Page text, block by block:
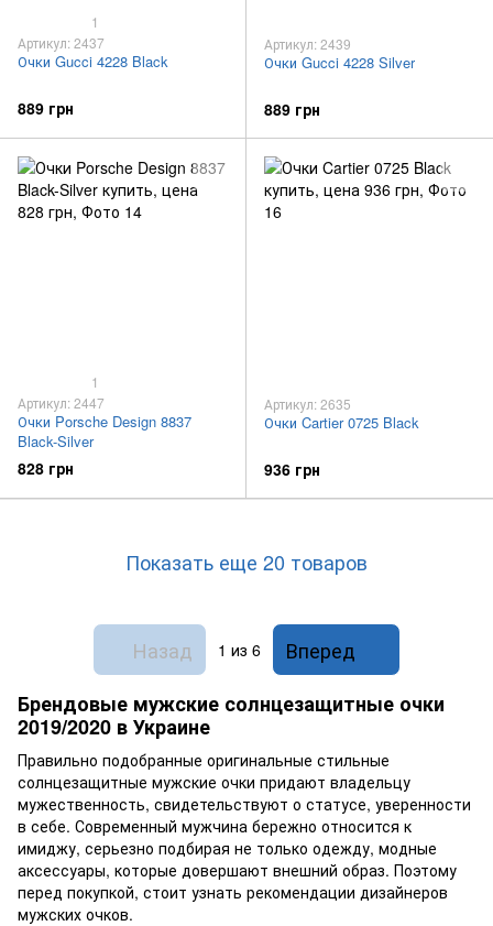
1
Артикул: 2437
Очки Gucci 4228 Black
889 грн
Артикул: 2439
Очки Gucci 4228 Silver
889 грн
1
Артикул: 2447
Очки Porsche Design 8837
Black-Silver
828 грн
Артикул: 2635
Очки Cartier 0725 Black
936 грн
Показать еще 20 товаров
Назад 1 из 6
Вперед
Брендовые мужские солнцезащитные очки
2019/2020 в Украине
Правильно подобранные оригинальные стильные
солнцезащитные мужские очки придают владельцу
мужественность, свидетельствуют о статусе, уверенности
в себе. Современный мужчина бережно относится к
имиджу, серьезно подбирая не только одежду, модные
аксессуары, которые довершают внешний образ. Поэтому
перед покупкой, стоит узнать рекомендации дизайнеров
мужских очков.